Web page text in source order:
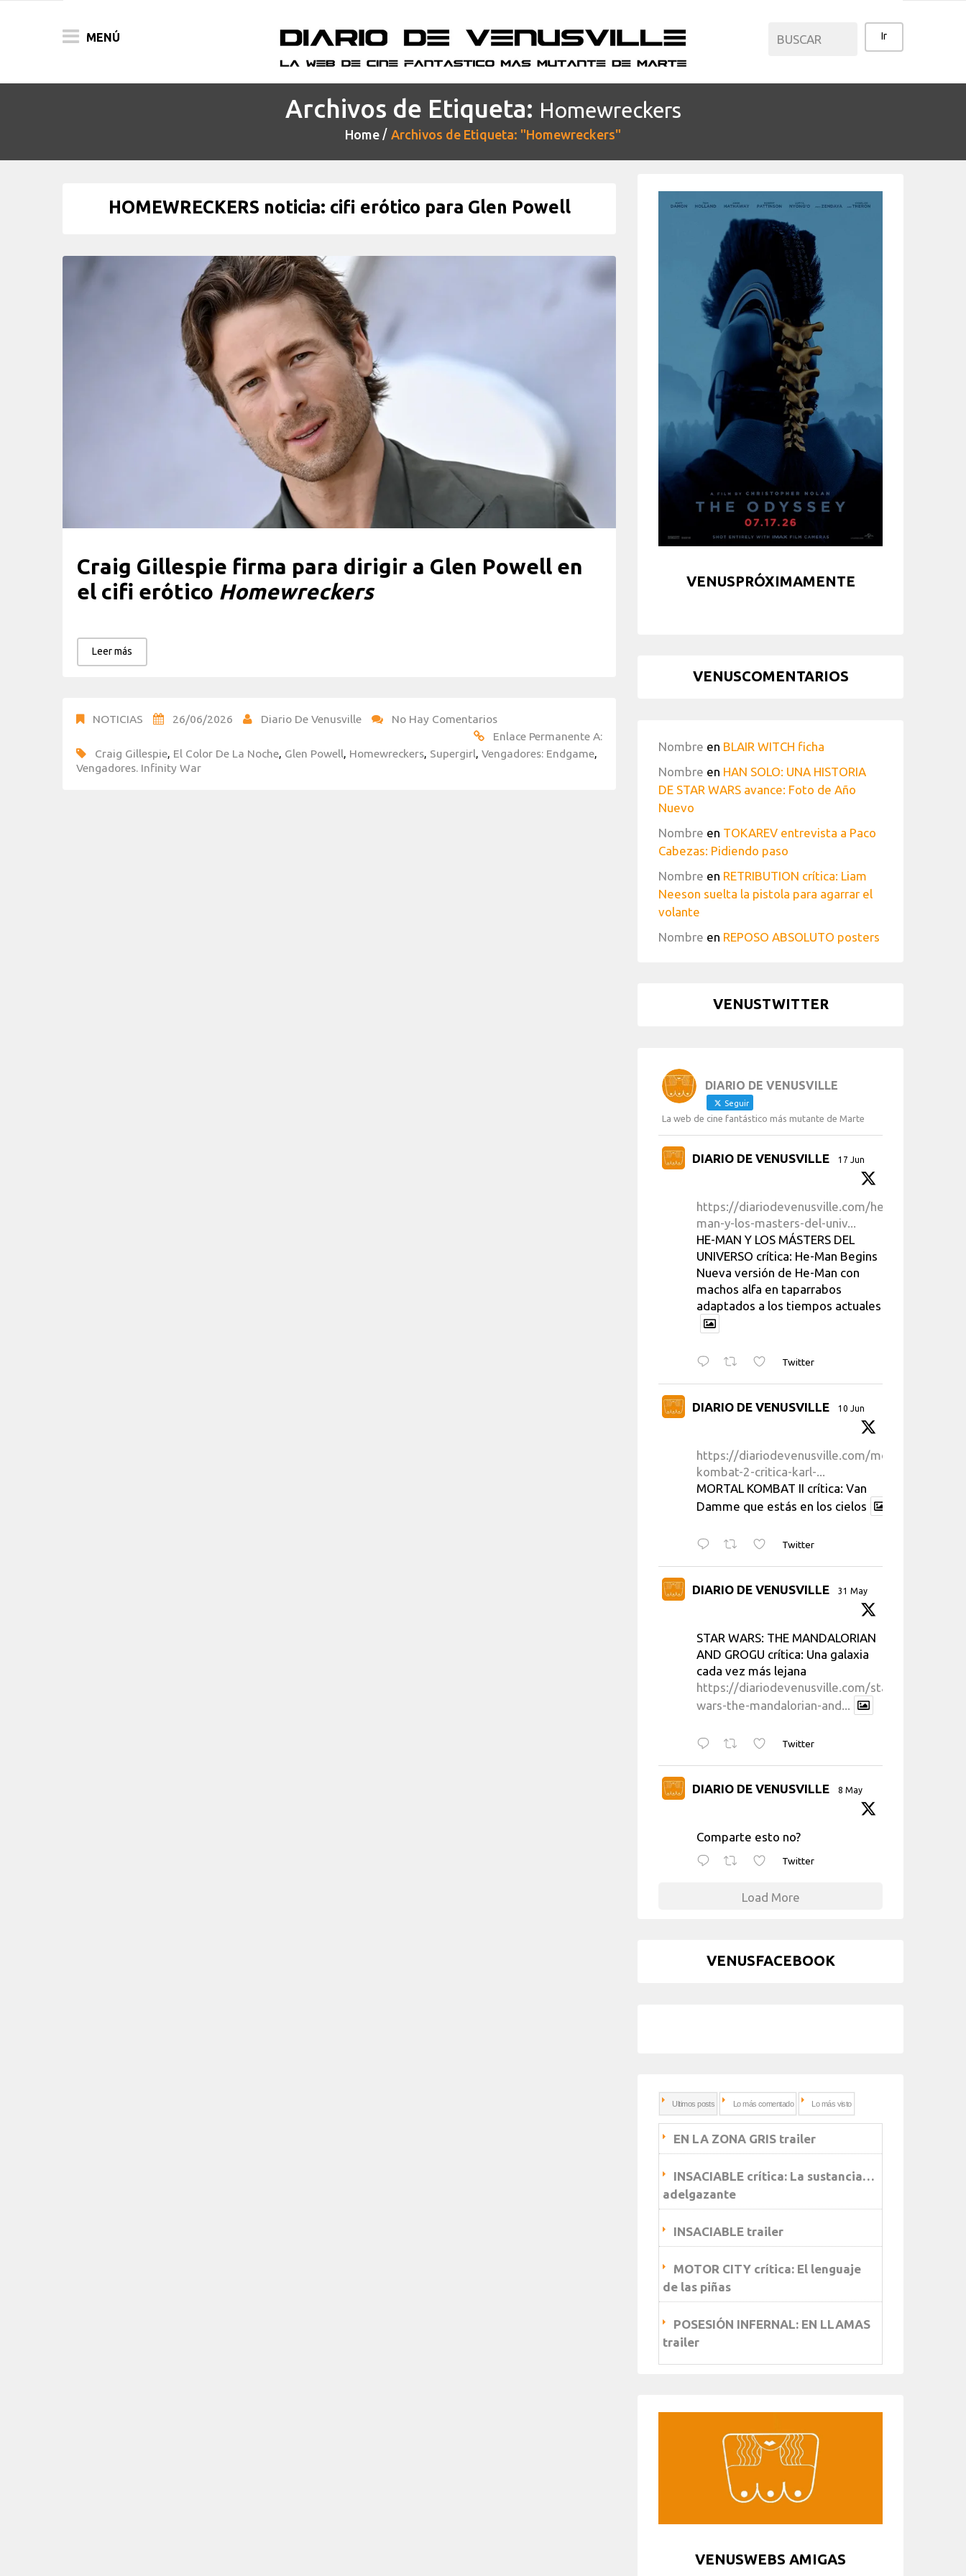
MENÚ
Archivos de Etiqueta: Homewreckers
Home Archivos de Etiqueta: "Homewreckers"
HOMEWRECKERS noticia: cifi erótico para Glen Powell
Craig Gillespie firma para dirigir a Glen Powell en
el cifi erótico Homewreckers
Leer más
NOTICIAS 26/06/2026 Diario De Venusville
No Hay Comentarios
Enlace Permanente A:
Craig Gillespie, El Color De La Noche, Glen Powell, Homewreckers, Supergirl, Vengadores: Endgame,
Vengadores. Infinity War
VENUSPRÓXIMAMENTE
VENUSCOMENTARIOS
Nombre en BLAIR WITCH ficha
Nombre en HAN SOLO: UNA HISTORIA
DE STAR WARS avance: Foto de Año
Nuevo
Nombre en TOKAREV entrevista a Paco
Cabezas: Pidiendo paso
Nombre en RETRIBUTION crítica: Liam
Neeson suelta la pistola para agarrar el
volante
Nombre en REPOSO ABSOLUTO posters
VENUSTWITTER
DIARIO DE VENUSVILLE
Seguir
La web de cine fantástico más mutante de Marte
DIARIO DE VENUSVILLE 17 Jun
https://diariodevenusville.com/he-
man-y-los-masters-del-univ...
HE-MAN Y LOS MÁSTERS DEL
UNIVERSO crítica: He-Man Begins
Nueva versión de He-Man con
machos alfa en taparrabos
adaptados a los tiempos actuales
Twitter
DIARIO DE VENUSVILLE 10 Jun
https://diariodevenusville.com/mortal-
kombat-2-critica-karl-...
MORTAL KOMBAT II crítica: Van
Damme que estás en los cielos
Twitter
DIARIO DE VENUSVILLE 31 May
STAR WARS: THE MANDALORIAN
AND GROGU crítica: Una galaxia
cada vez más lejana
https://diariodevenusville.com/star-
wars-the-mandalorian-and...
Twitter
DIARIO DE VENUSVILLE 8 May
Comparte esto no?
Twitter
Load More
VENUSFACEBOOK
Ultimos posts Lo más comentado Lo más visto
EN LA ZONA GRIS trailer
INSACIABLE crítica: La sustancia…
adelgazante
INSACIABLE trailer
MOTOR CITY crítica: El lenguaje
de las piñas
POSESIÓN INFERNAL: EN LLAMAS
trailer
VENUSWEBS AMIGAS
FESTIVALES